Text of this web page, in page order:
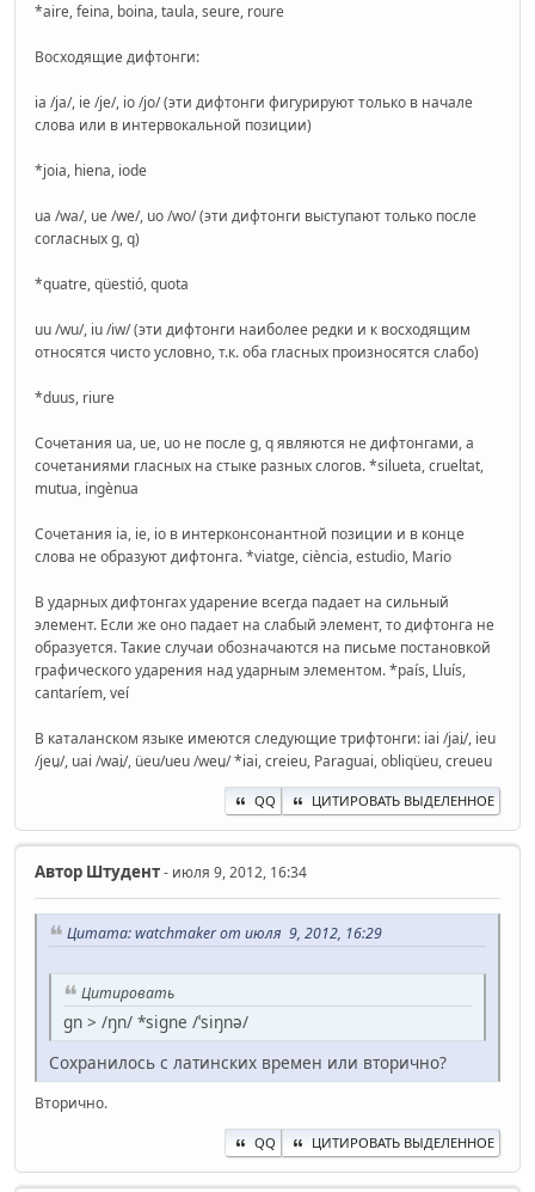
*aire, feina, boina, taula, seure, roure
Восходящие дифтонги:
ia /ja/, ie /je/, io /jo/ (эти дифтонги фигурируют только в начале
слова или в интервокальной позиции)
*joia, hiena, iode
ua /wa/, ue /we/, uo /wo/ (эти дифтонги выступают только после
согласных g, q)
*quatre, qüestió, quota
uu /wu/, iu /iw/ (эти дифтонги наиболее редки и к восходящим
относятся чисто условно, т.к. оба гласных произносятся слабо)
*duus, riure
Сочетания ua, ue, uo не после g, q являются не дифтонгами, а
сочетаниями гласных на стыке разных слогов. *silueta, crueltat,
mutua, ingènua
Сочетания ia, ie, io в интерконсонантной позиции и в конце
слова не образуют дифтонга. *viatge, ciència, estudio, Mario
В ударных дифтонгах ударение всегда падает на сильный
элемент. Если же оно падает на слабый элемент, то дифтонга не
образуется. Такие случаи обозначаются на письме постановкой
графического ударения над ударным элементом. *país, Lluís,
cantaríem, veí
В каталанском языке имеются следующие трифтонги: iai /jai̯/, ieu
/jeu̯/, uai /wai̯/, üeu/ueu /weu̯/ *iai, creieu, Paraguai, obliqüeu, creueu
QQ ЦИТИРОВАТЬ ВЫДЕЛЕННОЕ
Автор Штудент- июля 9, 2012, 16:34
Цитата: watchmaker от июля 9, 2012, 16:29
Цитировать
gn > /ŋn/ *signe /ˈsiŋnə/
Сохранилось с латинских времен или вторично?
Вторично.
QQ ЦИТИРОВАТЬ ВЫДЕЛЕННОЕ